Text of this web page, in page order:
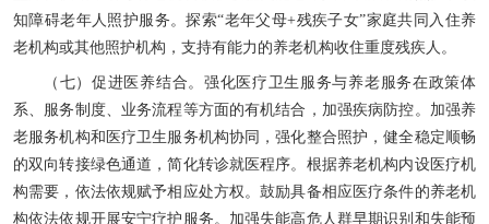
知障碍老年人照护服务。探索“老年父母+残疾子女”家庭共同入住养
老机构或其他照护机构，支持有能力的养老机构收住重度残疾人。
（七）促进医养结合。强化医疗卫生服务与养老服务在政策体
系、服务制度、业务流程等方面的有机结合，加强疾病防控。加强养
老服务机构和医疗卫生服务机构协同，强化整合照护，健全稳定顺畅
的双向转接绿色通道，简化转诊就医程序。根据养老机构内设医疗机
构需要，依法依规赋予相应处方权。鼓励具备相应医疗条件的养老机
构依法依规开展安宁疗护服务。加强失能高危人群早期识别和失能预